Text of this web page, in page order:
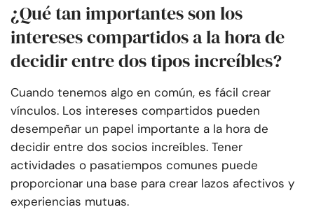
¿Qué tan importantes son los
intereses compartidos a la hora de
decidir entre dos tipos increíbles?
Cuando tenemos algo en común, es fácil crear
vínculos. Los intereses compartidos pueden
desempeñar un papel importante a la hora de
decidir entre dos socios increíbles. Tener
actividades o pasatiempos comunes puede
proporcionar una base para crear lazos afectivos y
experiencias mutuas.